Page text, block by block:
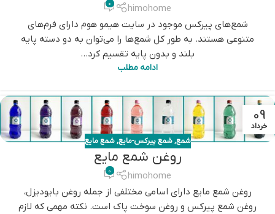
himohome
0
شمع‌های پیرکس موجود در سایت هیمو هوم دارای فرم‌های
متنوعی هستند. به طور کل شمع‌ها را می‌توان به دو دسته پایه
بلند و بدون پایه تقسیم کرد...
ادامه مطلب
09
خرداد
شمع,شمع پیرکس-مایع,شمع مایع
روغن شمع مایع
himohome
0
روغن شمع مایع دارای اسامی مختلفی از جمله روغن بایودیزل،
روغن شمع پیرکس و روغن سوخت پاک است. نکته مهمی که لازم